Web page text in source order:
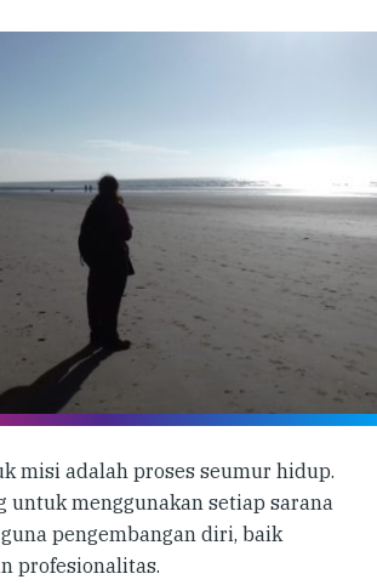
misi adalah proses seumur hidup.
untuk menggunakan setiap sarana
pengembangan diri, baik
profesionalitas.